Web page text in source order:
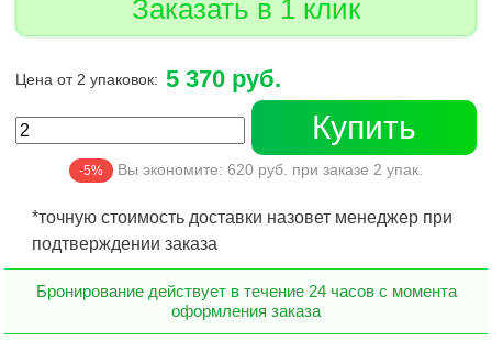
Заказать в 1 клик
Цена от 2 упаковок: 5 370 руб.
Купить
-5% Вы экономите: 620 руб. при заказе 2 упак.
*точную стоимость доставки назовет менеджер при
подтверждении заказа
Бронирование действует в течение 24 часов с момента
оформления заказа